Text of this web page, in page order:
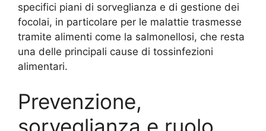
specifici piani di sorveglianza e di gestione dei
focolai, in particolare per le malattie trasmesse
tramite alimenti come la salmonellosi, che resta
una delle principali cause di tossinfezioni
alimentari.
Prevenzione,